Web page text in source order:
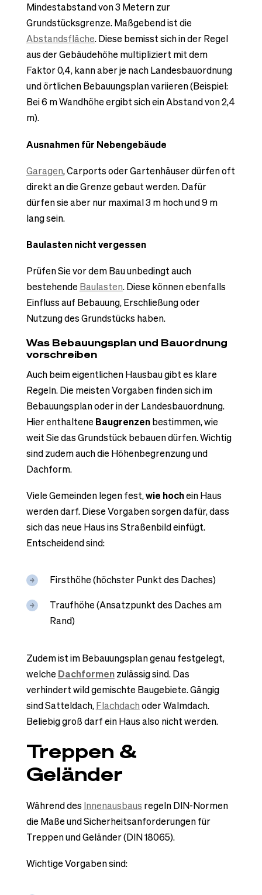
Mindestabstand von 3 Metern zur
Grundstücksgrenze. Maßgebend ist die
Abstandsfläche. Diese bemisst sich in der Regel
aus der Gebäudehöhe multipliziert mit dem
Faktor 0,4, kann aber je nach Landesbauordnung
und örtlichen Bebauungsplan variieren (Beispiel:
Bei 6 m Wandhöhe ergibt sich ein Abstand von 2,4
m).
Ausnahmen für Nebengebäude
Garagen, Carports oder Gartenhäuser dürfen oft
direkt an die Grenze gebaut werden. Dafür
dürfen sie aber nur maximal 3 m hoch und 9 m
lang sein.
Baulasten nicht vergessen
Prüfen Sie vor dem Bau unbedingt auch
bestehende Baulasten. Diese können ebenfalls
Einfluss auf Bebauung, Erschließung oder
Nutzung des Grundstücks haben.
Was Bebauungsplan und Bauordnung
vorschreiben
Auch beim eigentlichen Hausbau gibt es klare
Regeln. Die meisten Vorgaben finden sich im
Bebauungsplan oder in der Landesbauordnung.
Hier enthaltene Baugrenzenbestimmen, wie
weit Sie das Grundstück bebauen dürfen. Wichtig
sind zudem auch die Höhenbegrenzung und
Dachform.
Viele Gemeinden legen fest,wie hochein Haus
werden darf. Diese Vorgaben sorgen dafür, dass
sich das neue Haus ins Straßenbild einfügt.
Entscheidend sind:
Firsthöhe (höchster Punkt des Daches)
Traufhöhe (Ansatzpunkt des Daches am
Rand)
Zudem ist im Bebauungsplan genau festgelegt,
welche Dachformenzulässig sind. Das
verhindert wild gemischte Baugebiete. Gängig
sind Satteldach,Flachdachoder Walmdach.
Beliebig groß darf ein Haus also nicht werden.
Treppen &
Geländer
Während des Innenausbaus regeln DIN-Normen
die Maße und Sicherheitsanforderungen für
Treppen und Geländer (DIN 18065).
Wichtige Vorgaben sind: